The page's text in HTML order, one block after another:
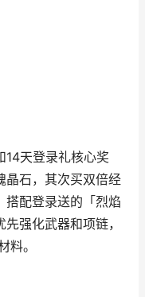
14天登录礼核心奖
晶石，其次买双倍经
搭配登录送的「烈焰
强化武器和项链，
料。